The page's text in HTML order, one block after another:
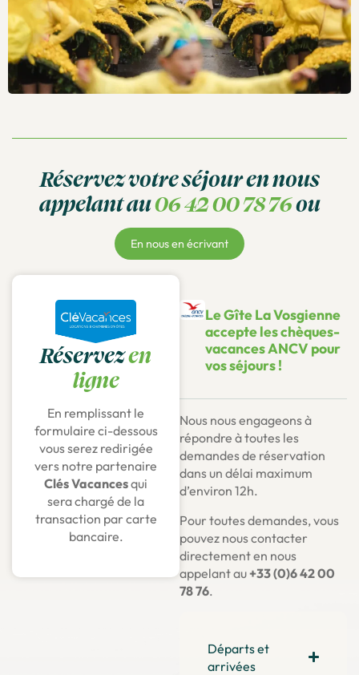
Réservez votre séjour en nous
appelant au06 42 00 78 76ou
En nous en écrivant
Réservezen
ligne
En remplissant le
formulaire ci-dessous
vous serez redirigée
vers notre partenaire
Clés Vacancesqui
sera chargé de la
transaction par carte
bancaire.
Le Gîte La Vosgienne
accepte les chèques-
vacances ANCV pour
vos séjours !
Nous nous engageons à
répondre à toutes les
demandes de réservation
dans un délai maximum
d’environ 12h.
Pour toutes demandes, vous
pouvez nous contacter
directement en nous
appelant au+33 (0)6 42 00
78 76.
Départs et
arrivées